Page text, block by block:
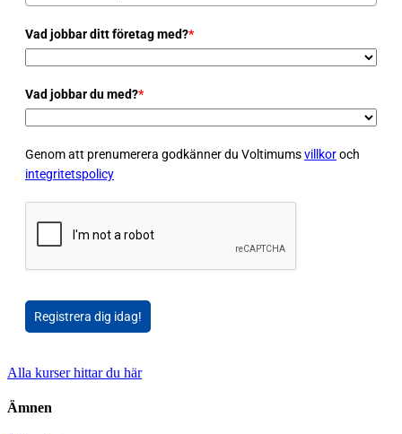
Vad jobbar ditt företag med?*
Vad jobbar du med?*
Genom att prenumerera godkänner du Voltimumsvillkoroch
integritetspolicy
Registrera dig idag!
Alla kurser hittar du här
Ämnen